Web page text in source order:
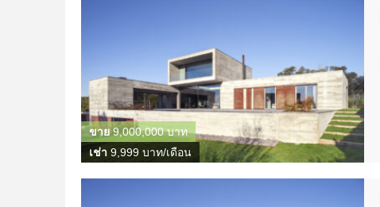
เช่า 9,999 บาท/เดือน
ขาย9,000,000 บาท